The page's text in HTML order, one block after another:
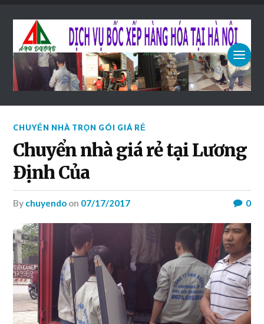
CHUYỂN NHÀ TRỌN GÓI GIÁ RẺ
Chuyển nhà giá rẻ tại Lương
Định Của
by chuyendo on 07/17/2017 0